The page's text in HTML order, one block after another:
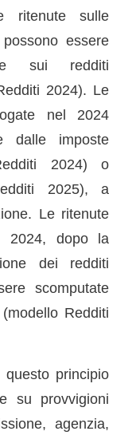
ritenute sulle
essere
sui redditi
2024). Le
nel 2024
dalle imposte
2024) o
2025), a
Le ritenute
2024, dopo la
dei redditi
scomputate
Redditi
principio
su provvigioni
agenzia,